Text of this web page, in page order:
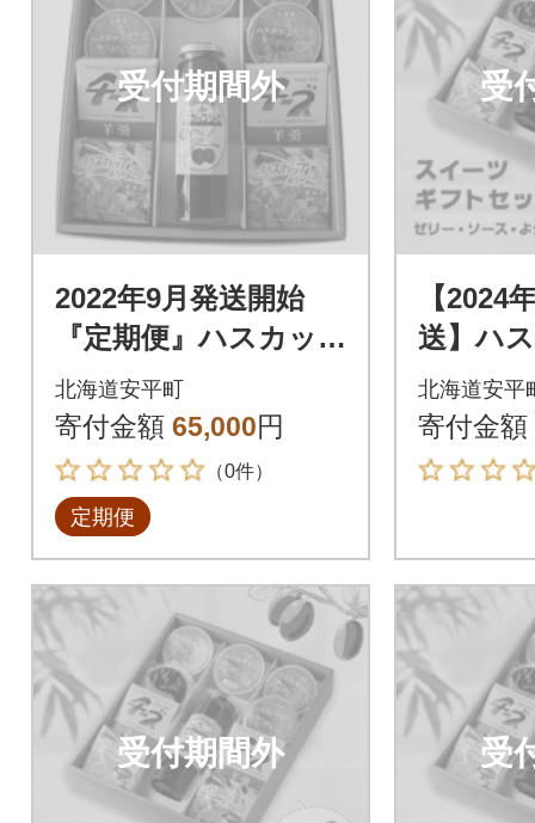
受付期間外
2022年9月発送開始
『定期便』ハスカッ
プゼリー&ソース・よ
うかんギフトセット
全6回
北海道安平町
寄付金額 65,000円
（0件）
定期便
受
【2024
送】ハ
ー&ソー
うかん
ット
北海道安平
寄付金額
受付期間外 受